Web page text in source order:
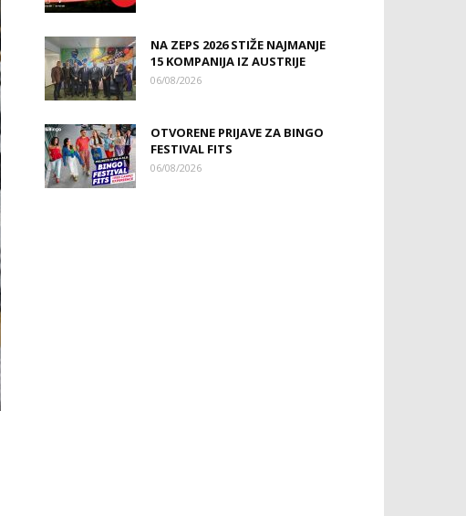
NA ZEPS 2026 STIŽE NAJMANJE
15 KOMPANIJA IZ AUSTRIJE
06/08/2026
OTVORENE PRIJAVE ZA BINGO
FESTIVAL FITS
06/08/2026